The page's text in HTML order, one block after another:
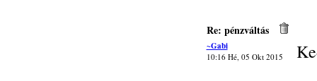
Re: pénzváltás
~Gabi
10:16 Hé, 05 Okt 2015